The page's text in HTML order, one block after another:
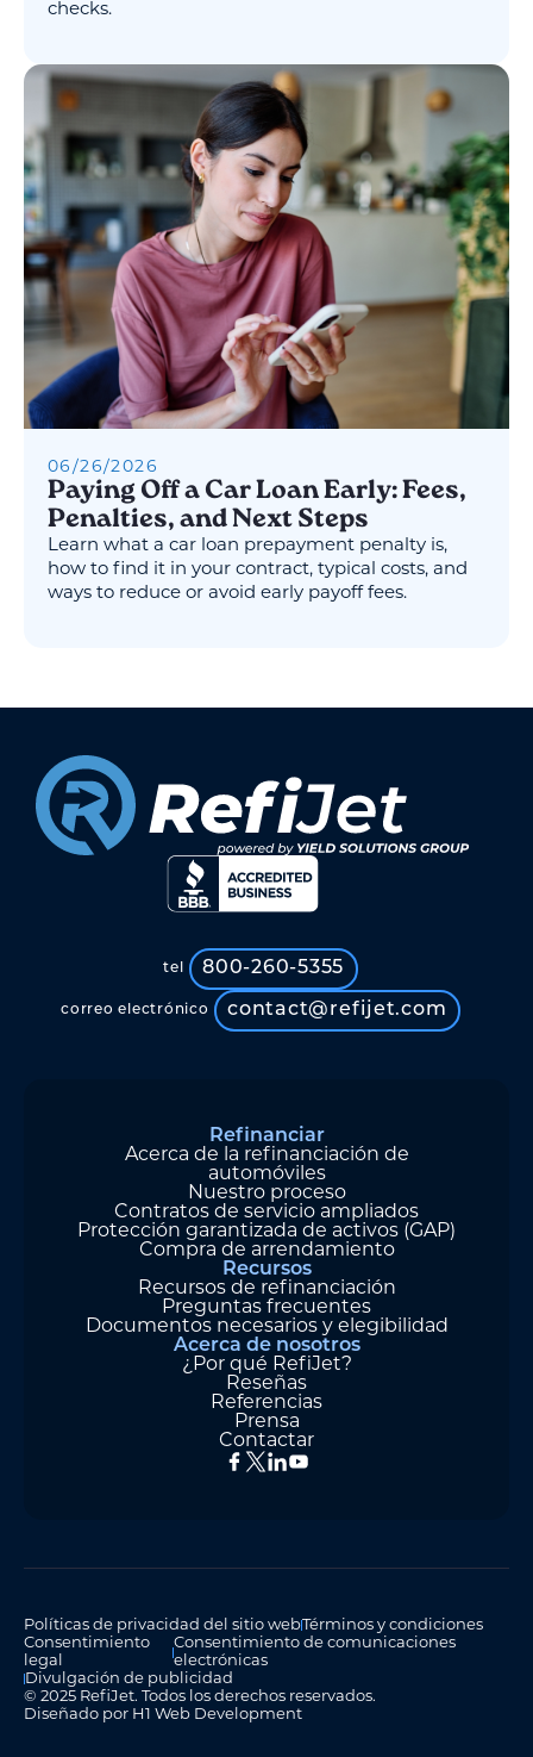
checks.
06 /26/2026
Paying Off a Car Loan Early: Fees,
Penalties, and Next Steps
Learn what a car loan prepayment penalty is,
how to find it in your contract, typical costs, and
ways to reduce or avoid early payoff fees.
tel 800-260-5355
correo electrónico contact@refijet.com
Refinanciar
Acerca de la refinanciación de
automóviles
Nuestro proceso
Contratos de servicio ampliados
Protección garantizada de activos (GAP)
Compra de arrendamiento
Recursos
Recursos de refinanciación
Preguntas frecuentes
Documentos necesarios y elegibilidad
Acerca de nosotros
¿Por qué RefiJet?
Reseñas
Referencias
Prensa
Contactar
© 2025 RefiJet. Todos los derechos reservados.
Diseñado por H1 Web Development
Políticas de privacidad del sitio web Términos y condiciones
Consentimiento
legal
Consentimiento de comunicaciones
electrónicas
Divulgación de publicidad